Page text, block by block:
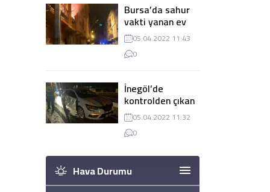
Bursa’da sahur
vakti yanan ev
panik
yaşanmasına
sebep oldu
05.04.2022 11:43
0
İnegöl’de
kontrolden çıkan
tır 2 otomobile
çarptı
05.04.2022 11:32
0
Hava Durumu